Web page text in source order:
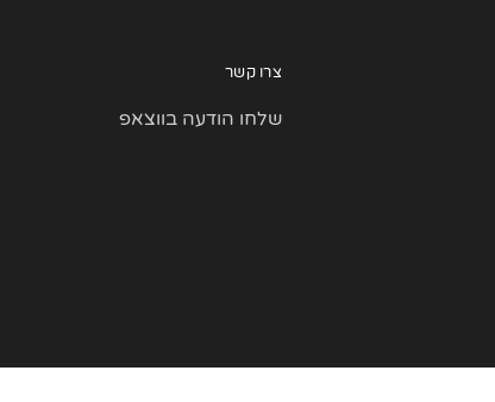
צרו קשר
שלחו הודעה בווצאפ